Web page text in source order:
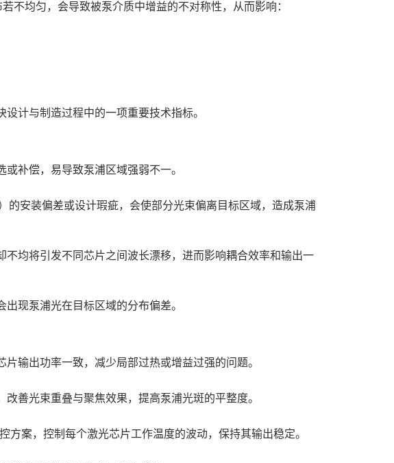
不均匀，会导致被泵介质中增益的不对称性，从而影响：
计与制造过程中的一项重要技术指标。
补偿，易导致泵浦区域强弱不一。
的安装偏差或设计瑕疵，会使部分光束偏离目标区域，造成泵浦
均将引发不同芯片之间波长漂移，进而影响耦合效率和输出一
现泵浦光在目标区域的分布偏差。
输出功率一致，减少局部过热或增益过强的问题。
善光束重叠与聚焦效果，提高泵浦光斑的平整度。
方案，控制每个激光芯片工作温度的波动，保持其输出稳定。